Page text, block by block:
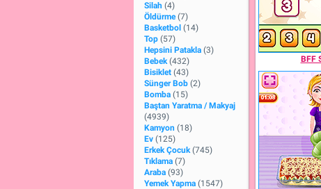
Silah (4)
Öldürme (7)
Basketbol (14)
Top (57)
Hepsini Patakla (3)
Bebek (432)
Bisiklet (43)
Sünger Bob (2)
Bomba (15)
Baştan Yaratma / Makyaj
(4939)
Kamyon (18)
Ev (125)
Erkek Çocuk (745)
Tıklama (7)
Araba (93)
Yemek Yapma (1547)
BFF